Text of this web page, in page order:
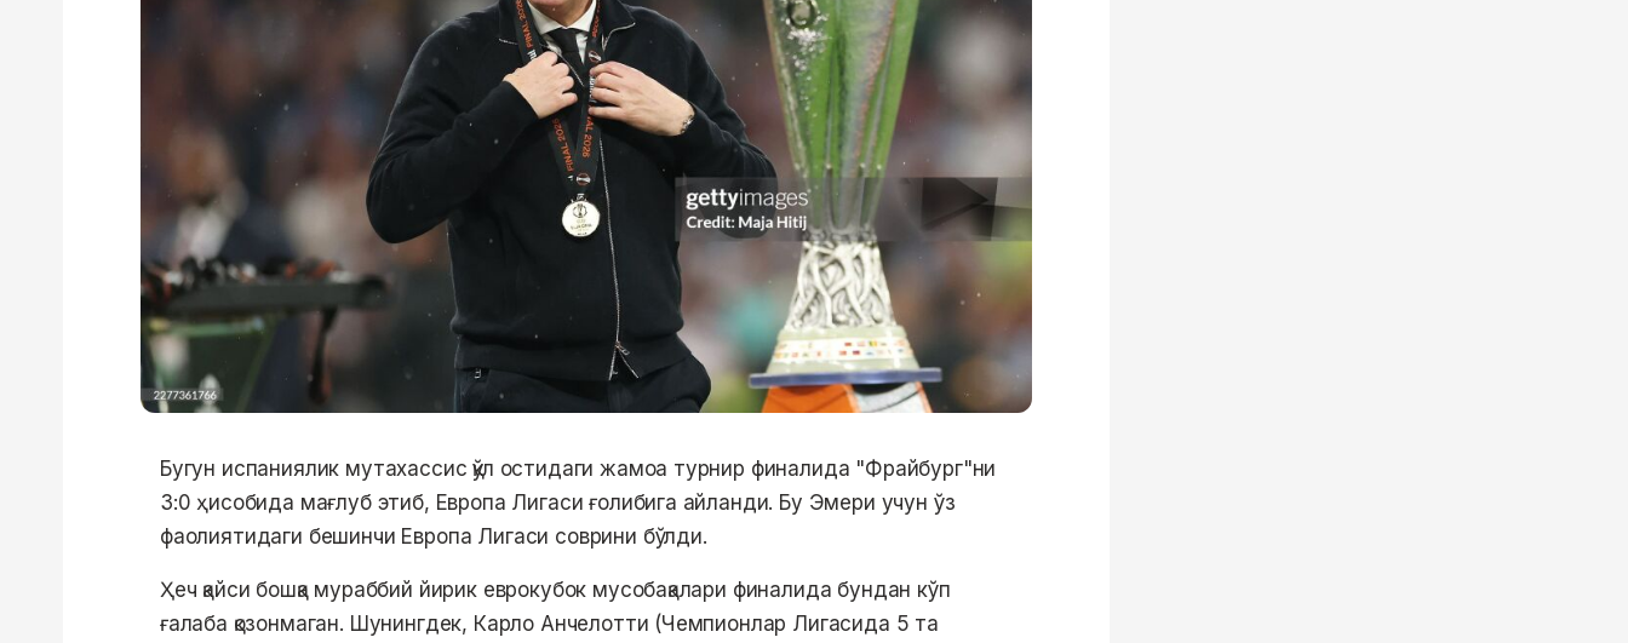
Бугун испаниялик мутахассис қўл остидаги жамоа турнир финалида "Фрайбург"ни
3:0 ҳисобида мағлуб этиб, Европа Лигаси ғолибига айланди. Бу Эмери учун ўз
фаолиятидаги бешинчи Европа Лигаси соврини бўлди.
Ҳеч қайси бошқа мураббий йирик еврокубок мусобақалари финалида бундан кўп
ғалаба қозонмаган. Шунингдек, Карло Анчелотти (Чемпионлар Лигасида 5 та